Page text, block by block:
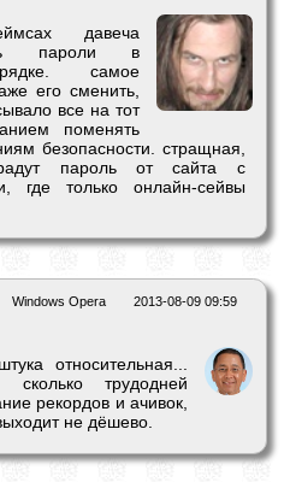
давеча
пароли в
самое
его сменить,
все на тот
поменять
безопасности. стращная,
пароль от сайта с
где только онлайн-сейвы
2013-08-09 09:59
Windows Opera
относительная...
сколько трудодней
рекордов и ачивок,
не дёшево.